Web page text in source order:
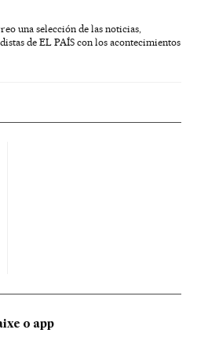
una selección de las noticias,
de EL PAÍS con los acontecimientos
o app